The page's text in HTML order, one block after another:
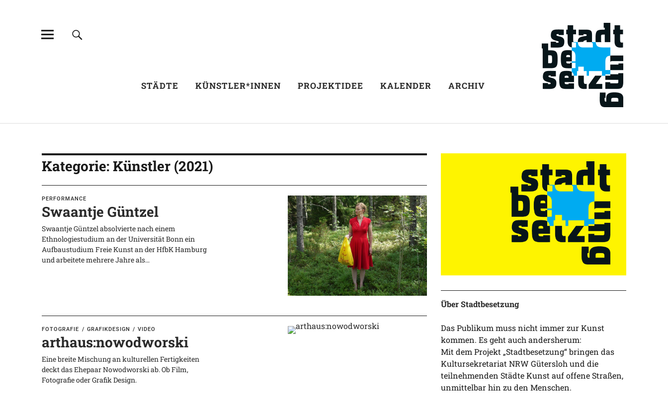
STÄDTE KÜNSTLER*INNEN PROJEKTIDEE KALENDER ARCHIV
Kategorie:Künstler (2021)
PERFORMANCE
Swaantje Güntzel
Swaantje Güntzel absolvierte nach einem
Ethnologiestudium an der Universität Bonn ein
Aufbaustudium Freie Kunst an der HfbK Hamburg
und arbeitete mehrere Jahre als…
FOTOGRAFIE GRAFIKDESIGN VIDEO
arthaus:nowodworski
Eine breite Mischung an kulturellen Fertigkeiten
deckt das Ehepaar Nowodworski ab. Ob Film,
Fotografie oder Grafik Design.
Über Stadtbesetzung
Das Publikum muss nicht immer zur Kunst
kommen. Es geht auch andersherum:
Mit dem Projekt „Stadtbesetzung“ bringen das
Kultursekretariat NRW Gütersloh und die
teilnehmenden Städte Kunst auf offene Straßen,
unmittelbar hin zu den Menschen.